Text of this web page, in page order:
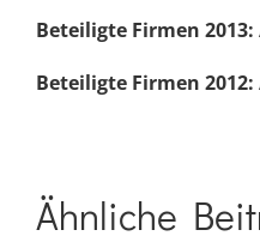
Beteiligte Firmen 2013:
Beteiligte Firmen 2012:
Ähnliche